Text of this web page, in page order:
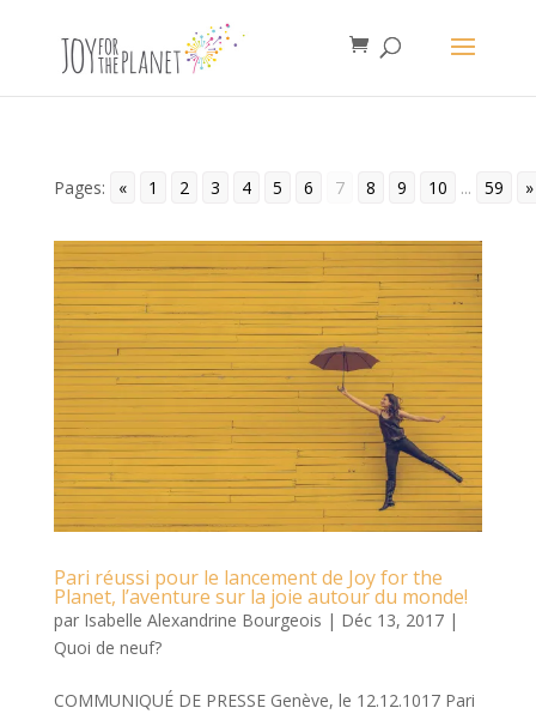
Pages: « 1 2 3 4 5 6 7 8 9 10 ... 59 »
Pari réussi pour le lancement de Joy for the
Planet, l’aventure sur la joie autour du monde!
par Isabelle Alexandrine Bourgeois | Déc 13, 2017|
Quoi de neuf?
COMMUNIQUÉ DE PRESSE Genève, le 12.12.1017 Pari